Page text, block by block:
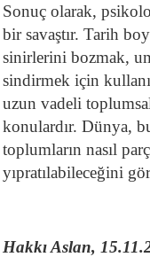
Sonuç olarak,
bir savaştır. Tarih
sinirlerini bozmak,
sindirmek için
uzun vadeli
konulardır. Dünya,
toplumların nasıl
yıpratılabileceğini
Hakkı Aslan,